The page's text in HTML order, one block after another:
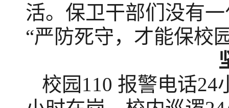
活。保卫干部们没有
“严防死守，才能保校
校园110 报警电话24